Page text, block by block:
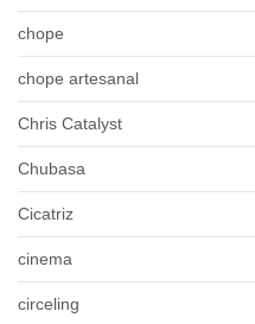
chope
chope artesanal
Chris Catalyst
Chubasa
Cicatriz
cinema
circeling